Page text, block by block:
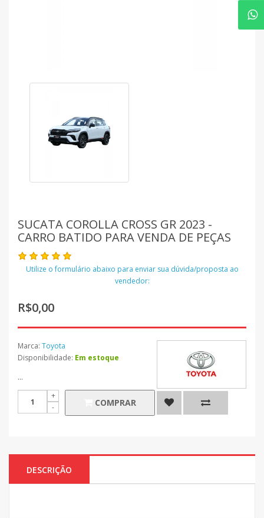
SUCATA COROLLA CROSS GR 2023 -
CARRO BATIDO PARA VENDA DE PEÇAS
Utilize o formulário abaixo para enviar sua dúvida/proposta ao
vendedor:
R$0,00
Marca: Toyota
Disponibilidade: Em estoque
...
COMPRAR
DESCRIÇÃO